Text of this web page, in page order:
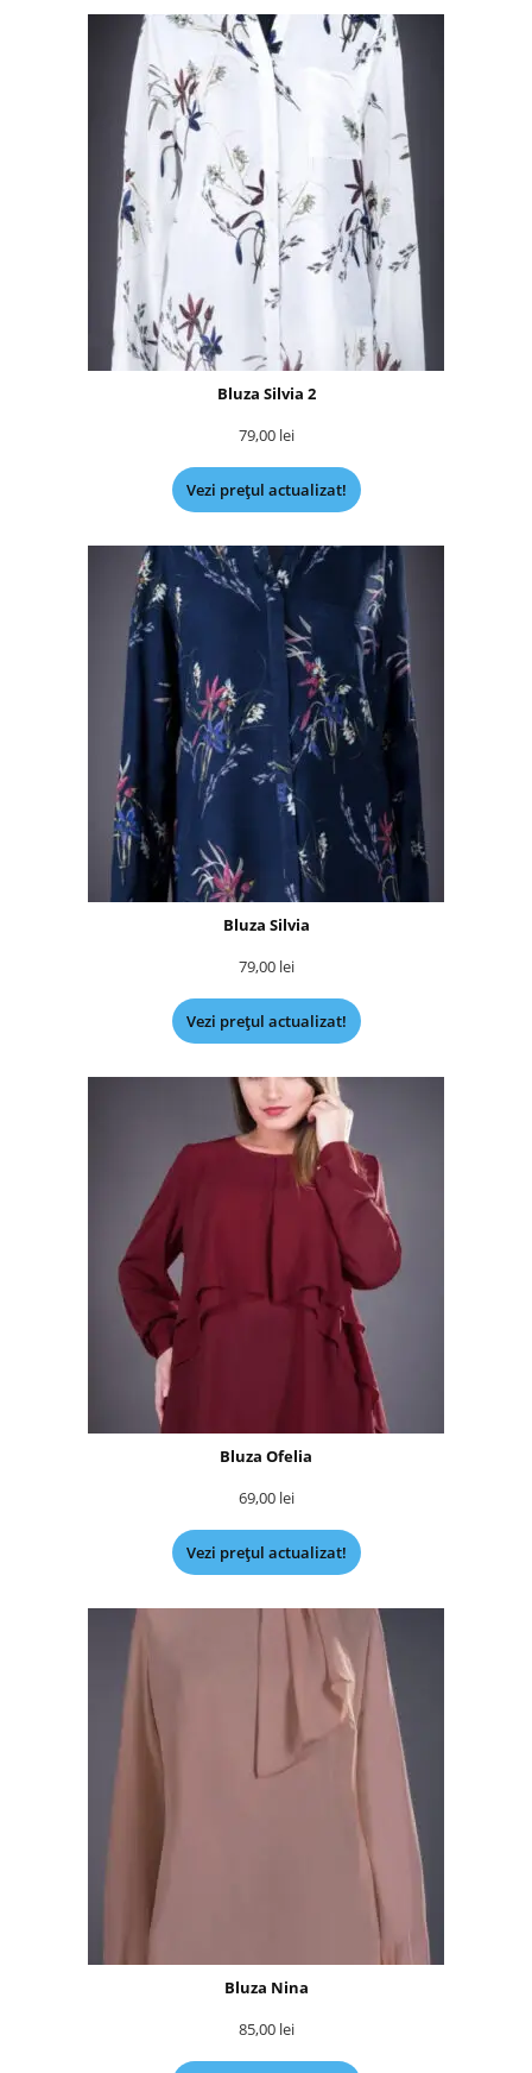
Bluza Silvia 2
79,00 lei
Vezi prețul actualizat!
Bluza Silvia
79,00 lei
Vezi prețul actualizat!
Bluza Ofelia
69,00 lei
Vezi prețul actualizat!
Bluza Nina
85,00 lei